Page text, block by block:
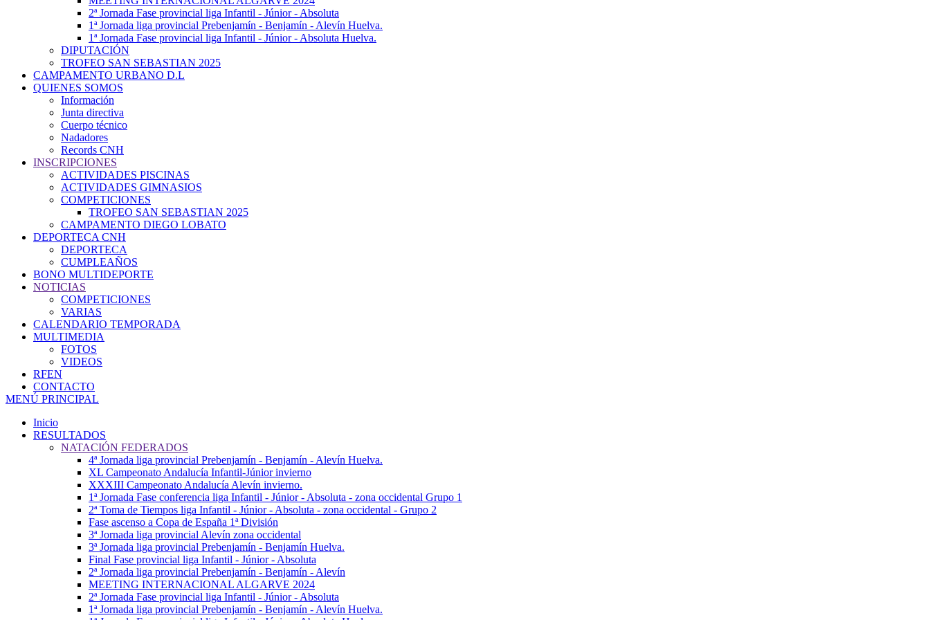
2ª Jornada Fase provincial liga Infantil - Júnior - Absoluta
1ª Jornada liga provincial Prebenjamín - Benjamín - Alevín Huelva.
1ª Jornada Fase provincial liga Infantil - Júnior - Absoluta Huelva.
DIPUTACIÓN
TROFEO SAN SEBASTIAN 2025
CAMPAMENTO URBANO D.L
QUIENES SOMOS
Información
Junta directiva
Cuerpo técnico
Nadadores
Records CNH
INSCRIPCIONES
ACTIVIDADES PISCINAS
ACTIVIDADES GIMNASIOS
COMPETICIONES
TROFEO SAN SEBASTIAN 2025
CAMPAMENTO DIEGO LOBATO
DEPORTECA CNH
DEPORTECA
CUMPLEAÑOS
BONO MULTIDEPORTE
NOTICIAS
COMPETICIONES
VARIAS
CALENDARIO TEMPORADA
MULTIMEDIA
FOTOS
VIDEOS
RFEN
CONTACTO
MENÚ PRINCIPAL
Inicio
RESULTADOS
NATACIÓN FEDERADOS
4ª Jornada liga provincial Prebenjamín - Benjamín - Alevín Huelva.
XL Campeonato Andalucía Infantil-Júnior invierno
XXXIII Campeonato Andalucía Alevín invierno.
1ª Jornada Fase conferencia liga Infantil - Júnior - Absoluta - zona occidental Grupo 1
2ª Toma de Tiempos liga Infantil - Júnior - Absoluta - zona occidental - Grupo 2
Fase ascenso a Copa de España 1ª División
3ª Jornada liga provincial Alevín zona occidental
3ª Jornada liga provincial Prebenjamín - Benjamín Huelva.
Final Fase provincial liga Infantil - Júnior - Absoluta
2ª Jornada liga provincial Prebenjamín - Benjamín - Alevín
MEETING INTERNACIONAL ALGARVE 2024
2ª Jornada Fase provincial liga Infantil - Júnior - Absoluta
1ª Jornada liga provincial Prebenjamín - Benjamín - Alevín Huelva.